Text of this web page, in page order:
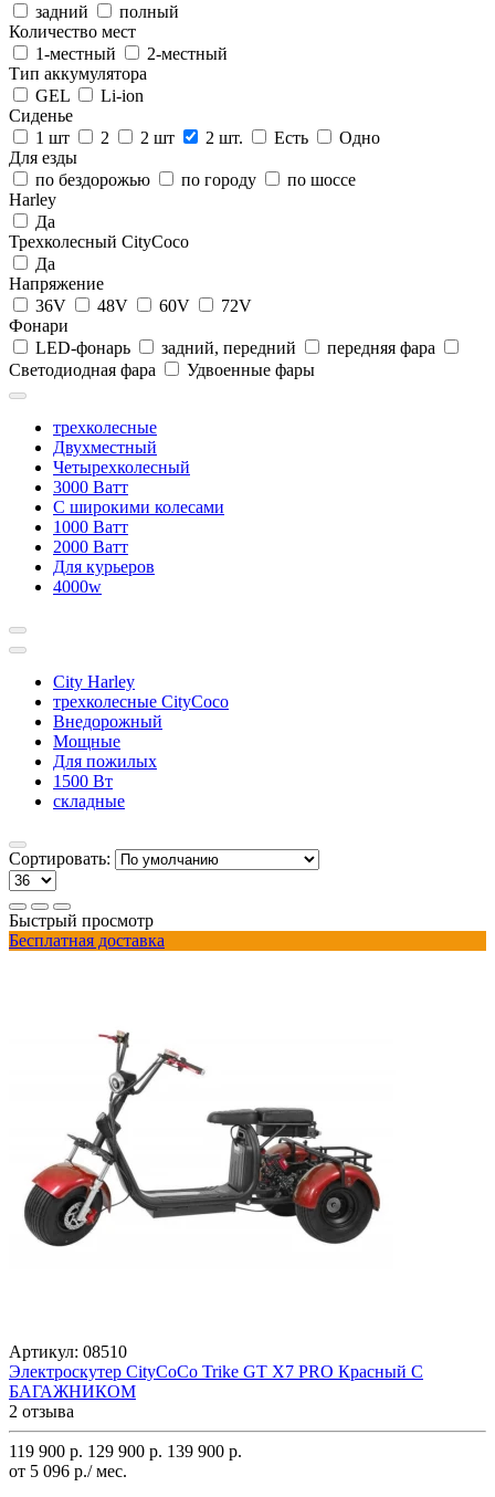
задний
полный
Количество мест
1-местный
2-местный
Тип аккумулятора
GEL
Li-ion
Сиденье
1 шт
2 2 шт 2 шт. Есть
Одно
Для езды
по бездорожью
по городу
по шоссе
Harley
Да
Трехколесный CityCoco
Да
Напряжение
36V
48V 60V
72V
Фонари
LED-фонарь
задний, передний
передняя фара
Светодиодная фара
Удвоенные фары
трехколесные
Двухместный
Четырехколесный
3000 Ватт
С широкими колесами
1000 Ватт
2000 Ватт
Для курьеров
4000w
City Harley
трехколесные CityCoco
Внедорожный
Мощные
Для пожилых
1500 Вт
складные
Сортировать:
Быстрый просмотр
Бесплатная доставка
Артикул: 08510
Электроскутер CityCoCo Trike GT X7 PRO Красный С
БАГАЖНИКОМ
2 отзыва
119 900 р. 129 900 р. 139 900 р.
от 5 096 р./ мес.